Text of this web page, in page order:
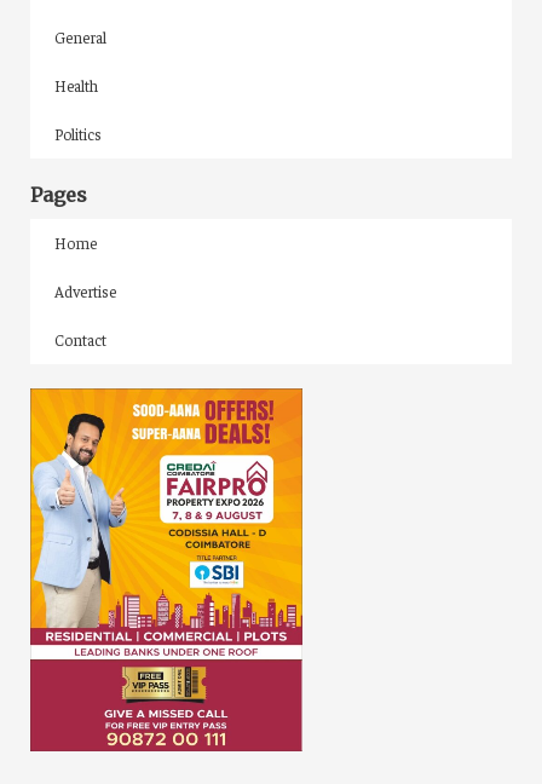
General
Health
Politics
Pages
Home
Advertise
Contact